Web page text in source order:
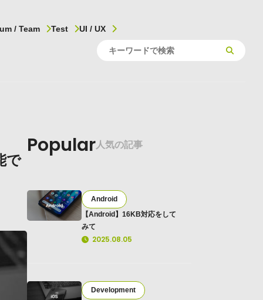
/ Team Test UI / UX
で
Popular人気の記事
Android
【Android】16KB対応をして
みて
2025.08.05
Development